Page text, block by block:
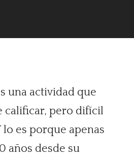
una actividad que
calificar, pero difícil
lo es porque apenas
años desde su